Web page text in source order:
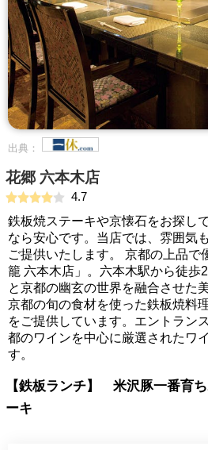
出典：
花郷 六本木店
4.7
鉄板焼ステーキや京懐石をお探し
なら安心です。当店では、雰囲気
ご提供いたします。 京都の上品で
籠 六本木店」。六本木駅から徒歩
と京都の幽玄の世界を融合させた
京都の旬の食材を使った鉄板焼料
をご提供しています。エントラン
都のワインを中心に厳選されたワ
す。
【鉄板ランチ】 米沢豚一番育
ーキ